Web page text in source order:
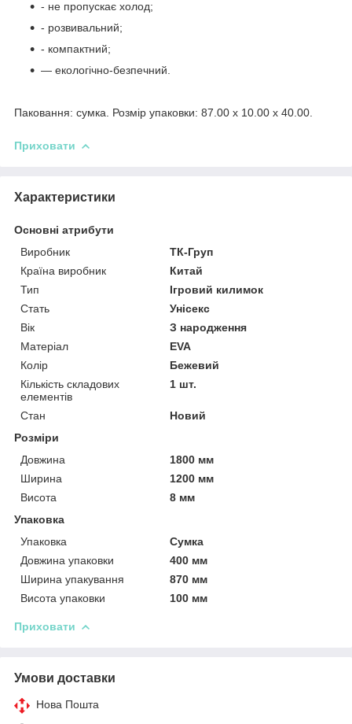
- не пропускає холод;
- розвивальний;
- компактний;
— екологічно-безпечний.
Паковання: сумка. Розмір упаковки: 87.00 x 10.00 x 40.00.
Приховати
Характеристики
Основні атрибути
Виробник
ТК-Груп
Країна виробник
Китай
Тип
Ігровий килимок
Стать
Унісекс
Вік
З народження
Матеріал
EVA
Колір
Бежевий
Кількість складових
елементів
1 шт.
Стан
Новий
Розміри
Довжина
1800 мм
Ширина
1200 мм
Висота
8 мм
Упаковка
Упаковка
Сумка
Довжина упаковки
400 мм
Ширина упакування
870 мм
Висота упаковки
100 мм
Приховати
Умови доставки
Нова Пошта